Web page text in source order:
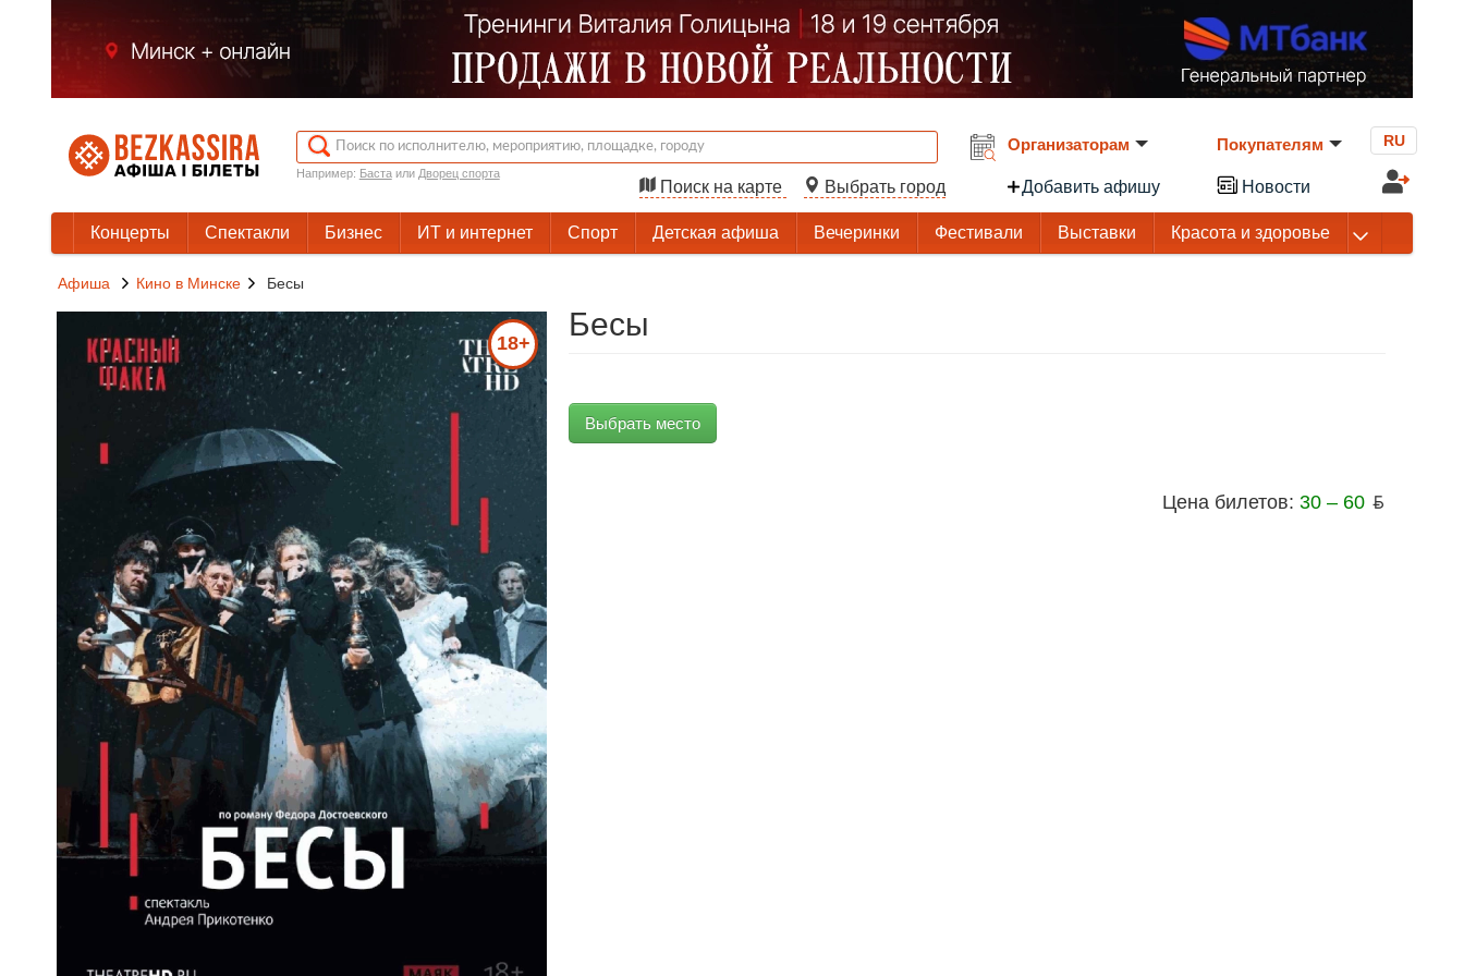
Например: Бастаили Дворец спорта
Поиск на карте Выбрать город
Организаторам
Добавить афишу
Покупателям
Новости
RU
Концерты Спектакли Бизнес ИТ и интернет Спорт Детская афиша Вечеринки Фестивали Выставки Красота и здоровье
Афиша Кино в Минске Бесы
18+
Бесы
Выбрать место
Цена билетов: 30 – 60 ƃ